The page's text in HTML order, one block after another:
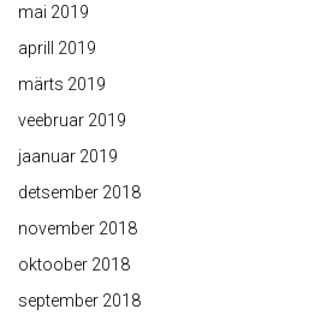
mai 2019
aprill 2019
märts 2019
veebruar 2019
jaanuar 2019
detsember 2018
november 2018
oktoober 2018
september 2018